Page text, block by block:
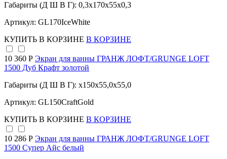
Габариты (Д Ш В Г): 0,3x170x55x0,3
Артикул: GL170IceWhite
КУПИТЬ В КОРЗИНЕ В КОРЗИНЕ
10 360 Р Экран для ванны ГРАНЖ ЛОФТ/GRUNGE LOFT
1500 Дуб Крафт золотой
Габариты (Д Ш В Г): x150x55,0x55,0
Артикул: GL150CraftGold
КУПИТЬ В КОРЗИНЕ В КОРЗИНЕ
10 286 Р Экран для ванны ГРАНЖ ЛОФТ/GRUNGE LOFT
1500 Супер Айс белый